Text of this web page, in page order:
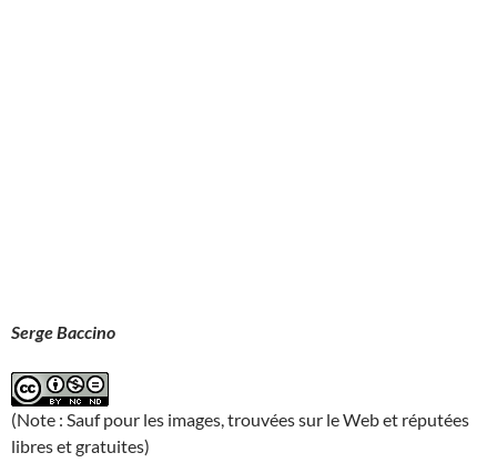
Serge Baccino
(Note : Sauf pour les images, trouvées sur le Web et réputées
libres et gratuites)